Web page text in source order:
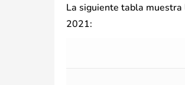
La siguiente tabla muestra
2021: